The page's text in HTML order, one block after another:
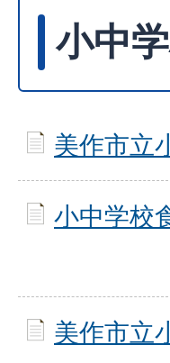
小中
美作市立
小中学校
美作市立